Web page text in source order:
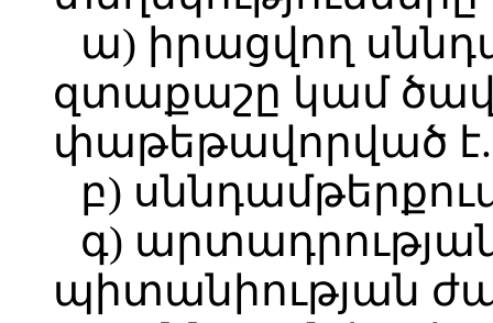
ա) իրացվող
զտաքաշը կամ
փաթեթավորված է.
բ)
գ)
պիտանիության